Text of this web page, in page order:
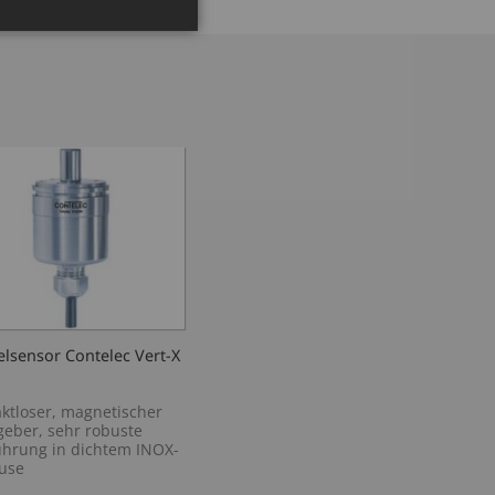
Contelec Vert-X
magnetischer
sehr robuste
in dichtem INOX-